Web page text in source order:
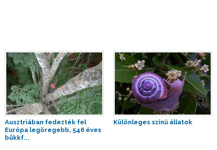
Ausztriában fedezték fel
Európa legöregebb, 546 éves
bükkf...
Különleges színű állatok